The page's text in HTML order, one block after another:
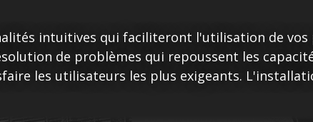
intuitives qui faciliteront l'utilisation de vos
de problèmes qui repoussent les
les utilisateurs les plus exigeants.